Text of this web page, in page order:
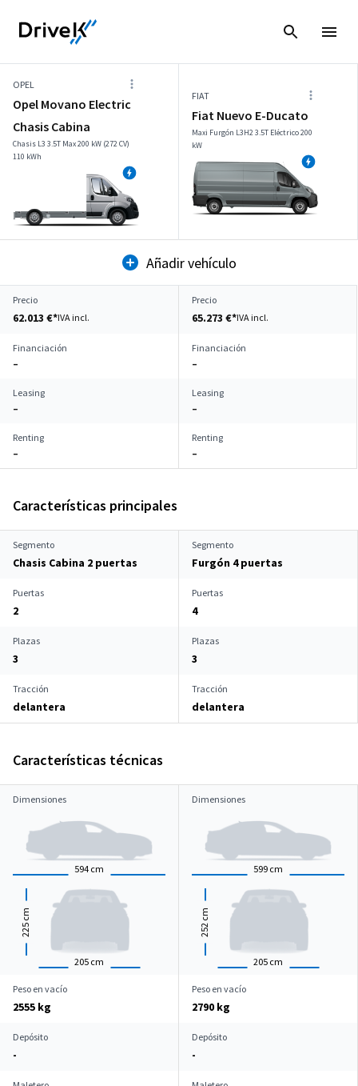
OPEL
Opel Movano Electric
Chasis Cabina
Chasis L3 3.5T Max 200 kW (272 CV)
110 kWh
FIAT
Fiat Nuevo E-Ducato
Maxi Furgón L3H2 3.5T Eléctrico 200
kW
Añadir vehículo
Precio
62.013 €*IVA incl.
Precio
65.273 €*IVA incl.
Financiación
–
Financiación
–
Leasing
–
Leasing
–
Renting
–
Renting
–
Características principales
Segmento
Chasis Cabina 2 puertas
Segmento
Furgón 4 puertas
Puertas
2
Puertas
4
Plazas
3
Plazas
3
Tracción
delantera
Tracción
delantera
Características técnicas
Dimensiones
594 cm
205 cm
225
cm
Dimensiones
599 cm
205 cm
252
cm
Peso en vacío
2555 kg
Peso en vacío
2790 kg
Depósito
-
Depósito
-